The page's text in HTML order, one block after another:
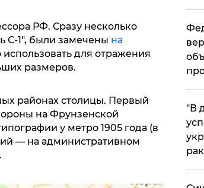
РФ. Сразу несколько
С-1", были замечены на
для отражения
размеров.
районах столицы. Первый
на Фрунзенской
у метро 1905 года (в
— на административном
​"В